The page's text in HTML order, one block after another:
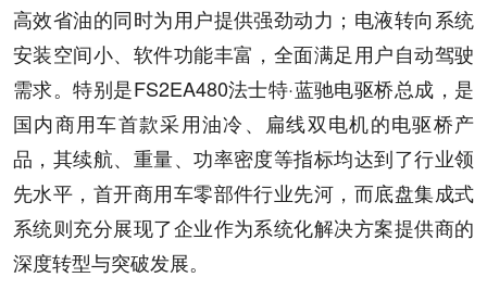
高效省油的同时为用户提供强劲动力；电液转向系统
安装空间小、软件功能丰富，全面满足用户自动驾驶
需求。特别是FS2EA480法士特·蓝驰电驱桥总成，是
国内商用车首款采用油冷、扁线双电机的电驱桥产
品，其续航、重量、功率密度等指标均达到了行业领
先水平，首开商用车零部件行业先河，而底盘集成式
系统则充分展现了企业作为系统化解决方案提供商的
深度转型与突破发展。